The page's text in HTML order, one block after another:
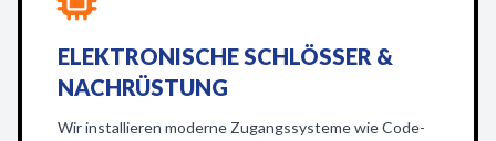
ELEKTRONISCHE SCHLÖSSER &
NACHRÜSTUNG
Wir installieren moderne Zugangssysteme wie Code-